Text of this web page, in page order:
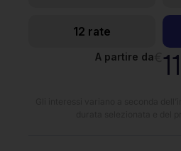
12 rate
A partire da 11